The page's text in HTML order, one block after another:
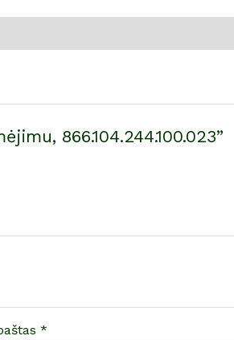
866.104.244.100.023”
*